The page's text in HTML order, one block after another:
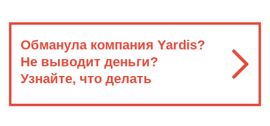
Обманула компания Yardis?
Не выводит деньги?
Узнайте, что делать